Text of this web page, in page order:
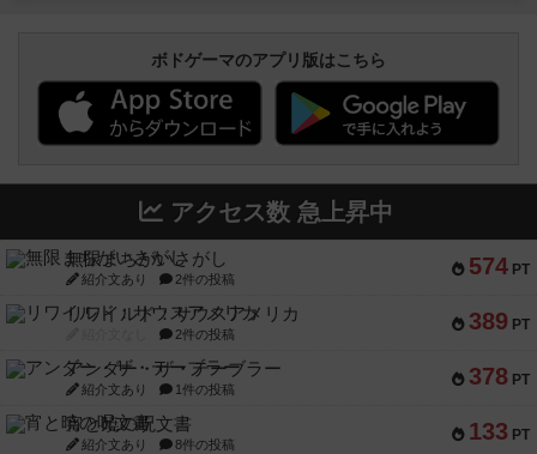
ボドゲーマのアプリ版はこちら
アクセス数 急上昇中
574 PT
無限まちがいさがし
紹介文あり 2件の投稿
389 PT
リワイルド：サウスアメリカ
2件の投稿
378 PT
アンダー・ザ・テーブラー
紹介文あり 1件の投稿
133 PT
宵と暁の呪文書
紹介文あり 8件の投稿